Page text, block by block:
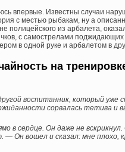
впервые. Известны случаи
с местью рыбакам, ну а
полицейского из арбалета,
с самострелами поджидающих
в одной руке и арбалетом в
на
воспитанник, который уже
сорвалась тетива и
в сердце. Он даже не
— Он вошел и сказал: мне плохо,